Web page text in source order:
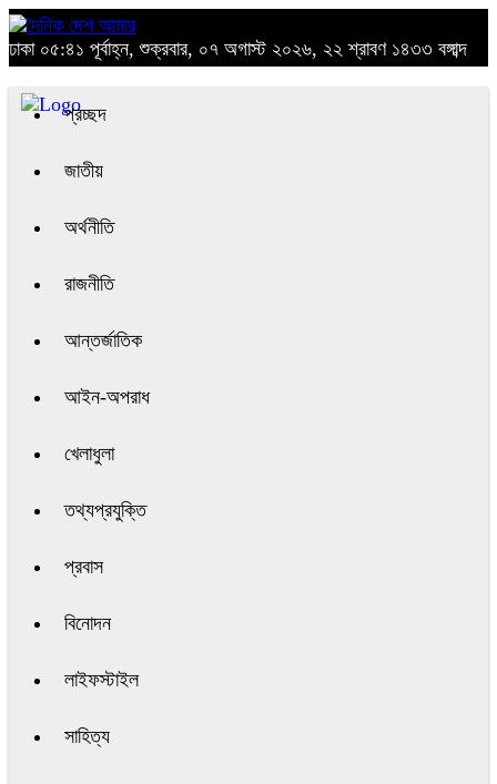
ঢাকা ০৫:৪১ পূর্বাহ্ন, শুক্রবার, ০৭ অগাস্ট ২০২৬, ২২ শ্রাবণ ১৪৩৩ বঙ্গাব্দ
প্রচ্ছদ
জাতীয়
অর্থনীতি
রাজনীতি
আন্তর্জাতিক
আইন-অপরাধ
খেলাধুলা
তথ্যপ্রযুক্তি
প্রবাস
বিনোদন
লাইফস্টাইল
সাহিত্য